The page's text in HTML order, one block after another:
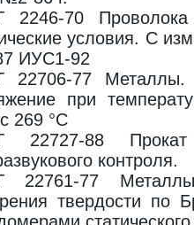
2246-70 Проволока
условия. С
ИУС1-92
22706-77
при
269 °С
22727-88
контроля.
22761-77
твердости по